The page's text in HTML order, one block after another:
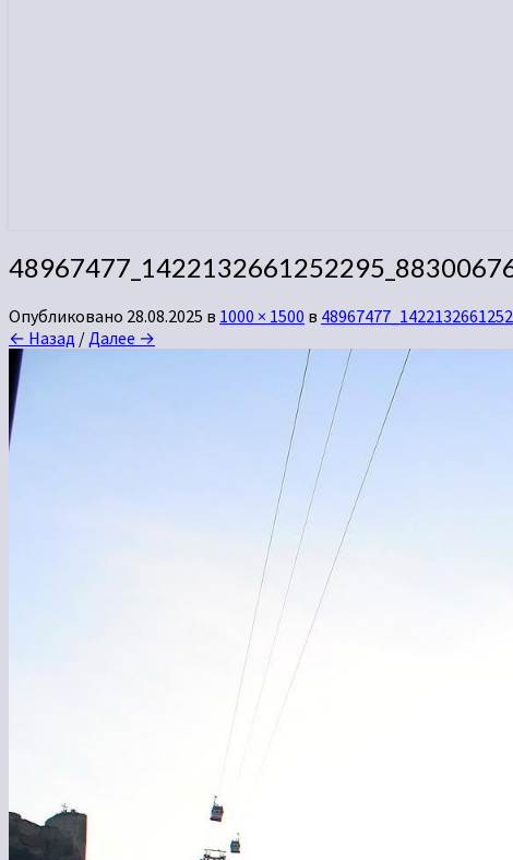
Опубликовано 28.08.2025 в 1000 × 1500 в
← Назад /Далее →